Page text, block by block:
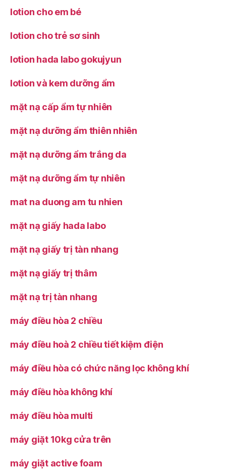
lotion cho em bé
lotion cho trẻ sơ sinh
lotion hada labo gokujyun
lotion và kem dưỡng ẩm
mặt nạ cấp ẩm tự nhiên
mặt nạ dưỡng ẩm thiên nhiên
mặt nạ dưỡng ẩm trắng da
mặt nạ dưỡng ẩm tự nhiên
mat na duong am tu nhien
mặt nạ giấy hada labo
mặt nạ giấy trị tàn nhang
mặt nạ giấy trị thâm
mặt nạ trị tàn nhang
máy điều hòa 2 chiều
máy điều hoà 2 chiều tiết kiệm điện
máy điều hòa có chức năng lọc không khí
máy điều hòa không khí
máy điều hòa multi
máy giặt 10kg cửa trên
máy giặt active foam